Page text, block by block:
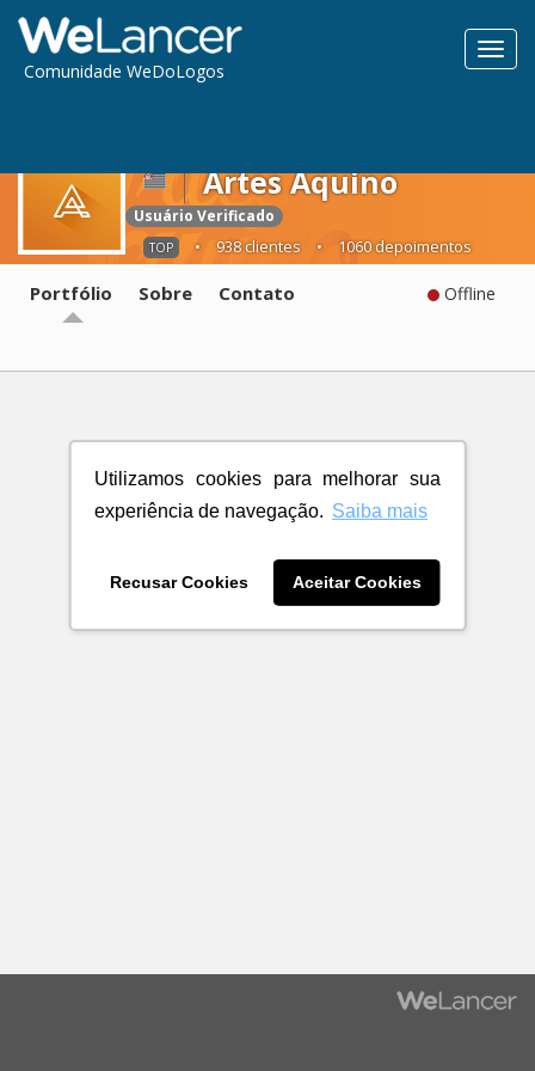
Utilizamos cookies para melhorar sua
experiência de navegação. Saiba mais
Recusar Cookies Aceitar Cookies
Comunidade WeDoLogos
Artes Aquino
Usuário Verificado
TOP • 938 clientes • 1060 depoimentos
Portfólio Sobre Contato Offline